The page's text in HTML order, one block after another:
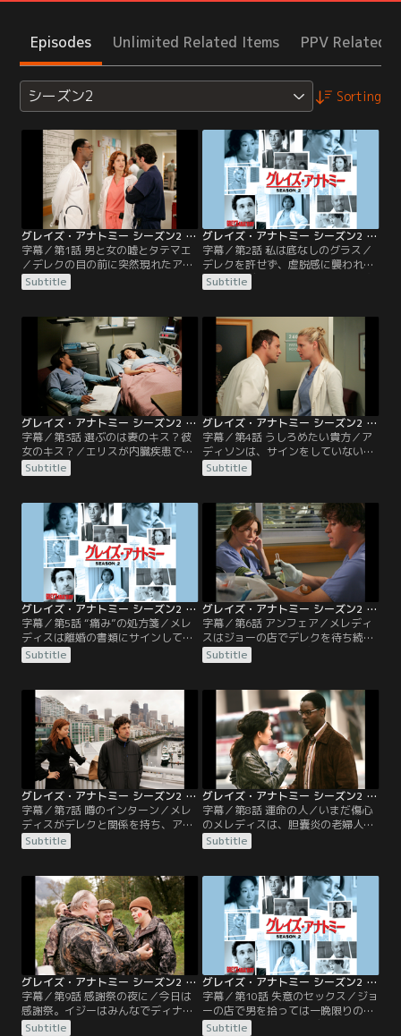
Episodes Unlimited Related Items PPV Related
シーズン2 Sorting
グレイズ・アナトミー シーズン2 第01話／字幕
字幕／第1話 男と女の嘘とタテマエ
／デレクの目の前に突然現れたアデ
ィソン。リチャードの要請で、シア
トル・グレース病院の入院患者を担
入院患者ジュリーは妊婦で、双子の
血管が胎盤内で結合したTTTSという
病気だった。メレディスはアディソ
ンとジュリーを担当する事になり、
気まずい思いをする。
Subtitle
グレイズ・アナトミー シーズン2 第02話／字幕
字幕／第2話 私は底なしのグラス／
デレクを許せず、虚脱感に襲われて
いるメレディス。同僚のバークに突
然別れを告げられて、怒りに冷静さ
日酔いの朝を迎える。病院に交通事
故のけが人が運び込まれる。無謀運
転で事故を起こした運転手ボブ・シ
ーバートは重傷、移植を待っている
ほど悪かった肝臓が損傷を受けてお
り…。
Subtitle
グレイズ・アナトミー シーズン2 第03話／字幕
字幕／第3話 選ぶのは妻のキス？彼
女のキス？／エリスが内臓疾患で病
院に担ぎ込まれてくる。母親の秘密
が思わぬ形で暴露され、メレディス
が、自分は現役の医者だと思ってい
るエリスは彼を夫のザッチと勘違い
して当り散らす。メレディスは気遣
う周囲に大丈夫だと言い張るが、ベ
イリーに一日雑用につくよう命じら
れる。
Subtitle
グレイズ・アナトミー シーズン2 第04話／字幕
字幕／第4話 うしろめたい貴方／ア
ディソンは、サインをしていない状
態の離婚申請書をデレクに渡し、彼
に決断をゆだねる。デレクから離婚
レディス。それでもアディソンの存
在は脅威だった。メレディスは、ベ
イリーとのう胞性線維症の青年ジェ
レマイアを担当。彼はベイリーがイ
ンターン時代に初めて担当した患者
だった。
Subtitle
グレイズ・アナトミー シーズン2 第05話／字幕
字幕／第5話 “痛み”の処方箋／メレ
ディスは離婚の書類にサインしてい
ない事に怒り、もう別れるから好き
に決めろと告げる。デレクととも
脚の麻痺が始まっているアンナを担
当するが、彼女はモン族で、魂の一
部が欠けているから病になったと信
じており、まじない師を病院に呼ん
で癒しの儀式を行うことになる。
Subtitle
グレイズ・アナトミー シーズン2 第06話／字幕
字幕／第6話 アンフェア／メレディ
スはジョーの店でデレクを待ち続け
ながらテキーラをかぶ飲み。諦めか
けたころ、周囲の友人らのポケベル
が起きたのだ。病院に戻るとそこは
けが人の山。遅れて店から戻ったタ
イラーに店へデレクがやってきた事
を聞いたとき、当のデレクが姿を見
せるが、謎めいたうなずきだけ向け
て彼は去っていく。
Subtitle
グレイズ・アナトミー シーズン2 第07話／字幕
字幕／第7話 噂のインターン／メレ
ディスがデレクと関係を持ち、アデ
ィソンが現れて捨てられた事を、今
や病院中の人間が知っていた。冷や
えるメレディス。クリスティーナと
イジーは彼女を励まそうと、精神科
からシェーンという男性患者を「盗
んで」来る。彼は妊婦のごとく腹が
膨らんでいた。
Subtitle
グレイズ・アナトミー シーズン2 第08話／字幕
字幕／第8話 運命の人／いまだ傷心
のメレディスは、胆嚢炎の老婦人エ
ズミを担当する。エズミと夫ジェド
はまさにオシドリ夫婦だったが、エ
2人はそれぞれ互いを思いやり、事
実を知らせないようメレディスに頼
む。メレディスは医師の務めとして
エズミに告知するが、本人には知ら
せていないとジェドに嘘をつく。
Subtitle
グレイズ・アナトミー シーズン2 第09話／字幕
字幕／第9話 感謝祭の夜に／今日は
感謝祭。イジーはみんなでディナー
を作って祝おうと張り切るが、そん
Subtitle
グレイズ・アナトミー シーズン2 第10話／字幕
字幕／第10話 失意のセックス／ジョ
ーの店で男を拾っては一晩限りの情
事を楽しんでいるメレディス。とこ
Subtitle